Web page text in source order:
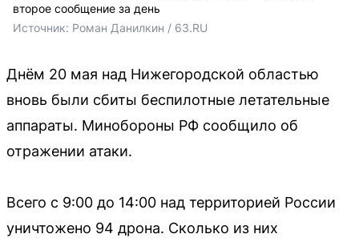
второе сообщение за день
Источник: Роман Данилкин / 63.RU
Днём 20 мая над Нижегородской областью
вновь были сбиты беспилотные летательные
аппараты. Минобороны РФ сообщило об
отражении атаки.
Всего с 9:00 до 14:00 над территорией России
уничтожено 94 дрона. Сколько из них